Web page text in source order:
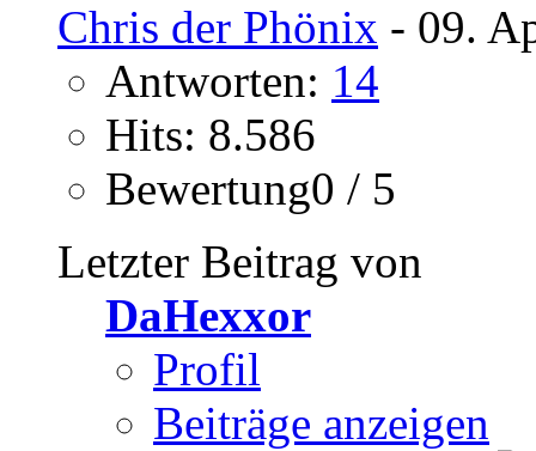
Chris der Phönix - 09.
Antworten: 14
Hits: 8.586
Bewertung0 / 5
Letzter Beitrag von
DaHexxor
Profil
Beiträge anzeigen